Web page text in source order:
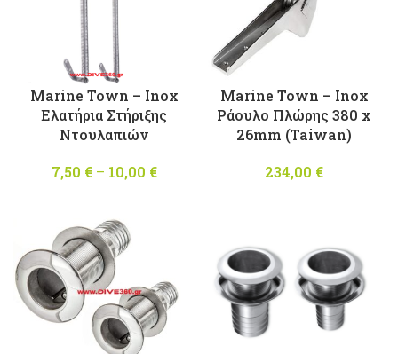
Marine Town – Inox
Ελατήρια Στήριξης
Ντουλαπιών
7,50 € – 10,00 €
Marine Town – Inox
Ράουλο Πλώρης 380 x
26mm (Taiwan)
234,00 €